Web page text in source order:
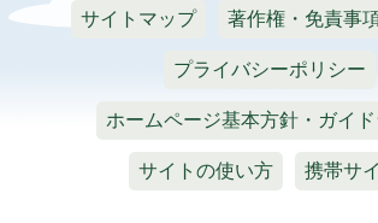
サイトマップ 著作権・免責事
プライバシーポリシー
ホームページ基本方針・ガイ
サイトの使い方 携帯サ